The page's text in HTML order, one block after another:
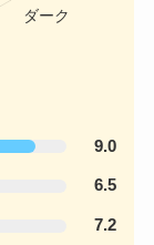
9.0
6.5
7.2